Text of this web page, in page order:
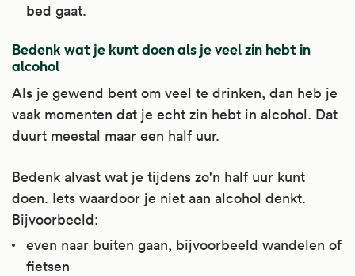
bed gaat.
Bedenk wat je kunt doen als je veel zin hebt in
alcohol
Als je gewend bent om veel te drinken, dan heb je
vaak momenten dat je echt zin hebt in alcohol. Dat
duurt meestal maar een half uur.
Bedenk alvast wat je tijdens zo'n half uur kunt
doen. Iets waardoor je niet aan alcohol denkt.
Bijvoorbeeld:
even naar buiten gaan, bijvoorbeeld wandelen of
fietsen